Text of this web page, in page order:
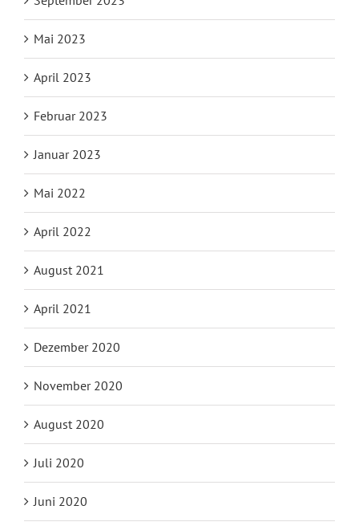
Mai 2023
April 2023
Februar 2023
Januar 2023
Mai 2022
April 2022
August 2021
April 2021
Dezember 2020
November 2020
August 2020
Juli 2020
Juni 2020